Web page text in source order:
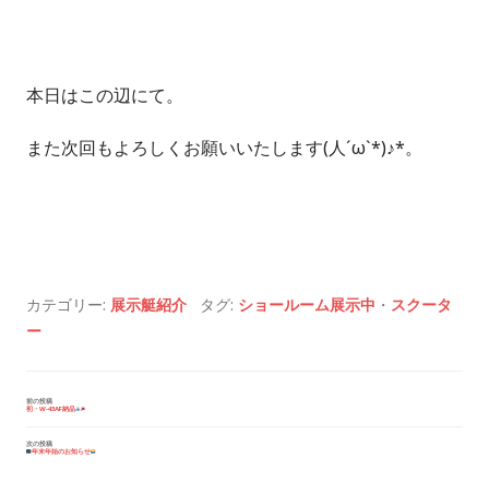
本日はこの辺にて。
また次回もよろしくお願いいたします(人´ω`*)♪*。
カテゴリー: 展示艇紹介 タグ: ショールーム展示中 ・ スクータ
ー
投
稿
ビ
ゲ
前の投稿
初・W-43AF納品
次の投稿
年末年始のお知らせ